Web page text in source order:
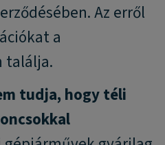
Az erről
a
találja.
tudja, hogy téli